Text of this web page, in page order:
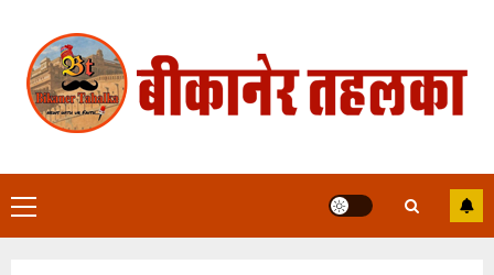
content
Primary
Menu